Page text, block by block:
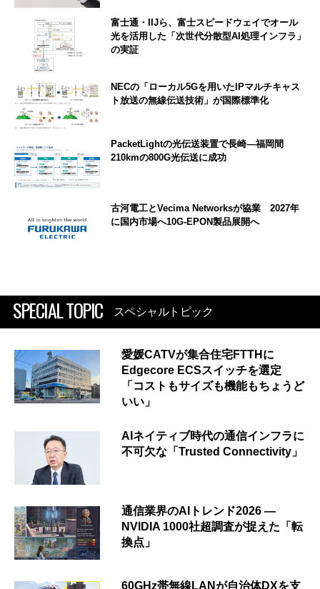
富士通・IIJら、富士スピードウェイでオール
光を活用した「次世代分散型AI処理インフラ」
の実証
NECの「ローカル5Gを用いたIPマルチキャス
ト放送の無線伝送技術」が国際標準化
PacketLightの光伝送装置で長崎―福岡間
210kmの800G光伝送に成功
古河電工とVecima Networksが協業 2027年
に国内市場へ10G-EPON製品展開へ
SPECIAL TOPIC スペシャルトピック
愛媛CATVが集合住宅FTTHに
Edgecore ECSスイッチを選定
「コストもサイズも機能もちょうど
いい」
AIネイティブ時代の通信インフラに
不可欠な「Trusted Connectivity」
通信業界のAIトレンド2026 ―
NVIDIA 1000社超調査が捉えた「転
換点」
60GHz帯無線LANが自治体DXを支